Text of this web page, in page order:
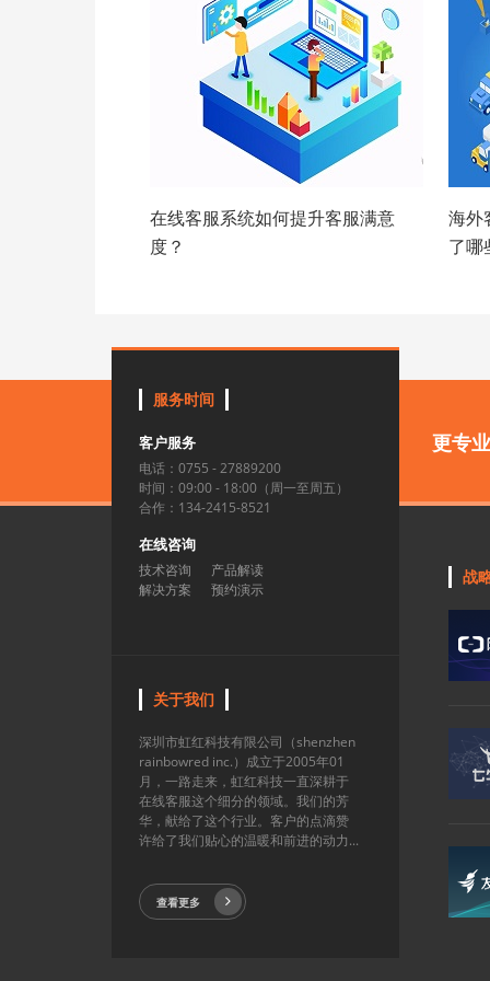
在线客服系统如何提升客服满意
度？
海外
了哪
更专
服务时间
客户服务
电话：0755 - 27889200
时间：09:00 - 18:00（周一至周五）
合作：134-2415-8521
在线咨询
技术咨询
产品解读
解决方案
预约演示
关于我们
深圳市虹红科技有限公司（shenzhen
rainbowred inc.）成立于2005年01
月，一路走来，虹红科技一直深耕于
在线客服这个细分的领域。我们的芳
华，献给了这个行业。客户的点滴赞
许给了我们贴心的温暖和前进的动力...
查看更多
战